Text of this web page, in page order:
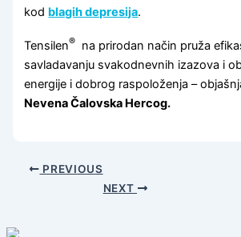
kod blagih depresija.
Tensilen® na prirodan način pruža
savladavanju svakodnevnih izazova i
energije i dobrog raspoloženja –
Nevena Čalovska Hercog.
PREVIOUS
NEXT